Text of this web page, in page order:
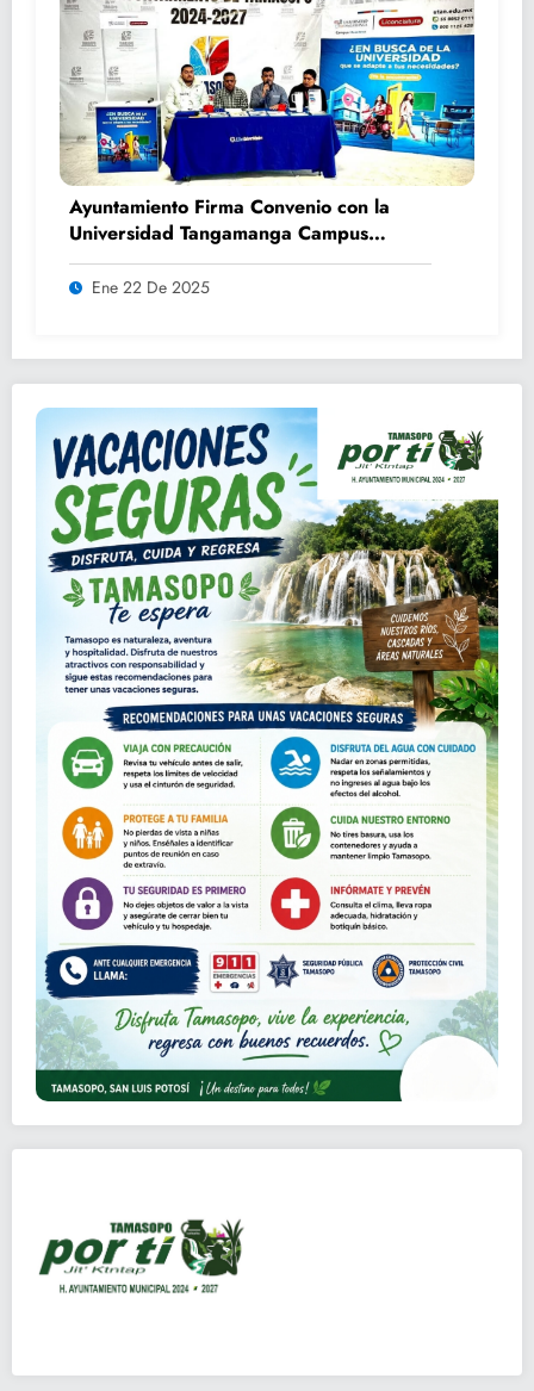
Ayuntamiento Firma Convenio con la
Universidad Tangamanga Campus
Huasteca
Ene 22 De 2025